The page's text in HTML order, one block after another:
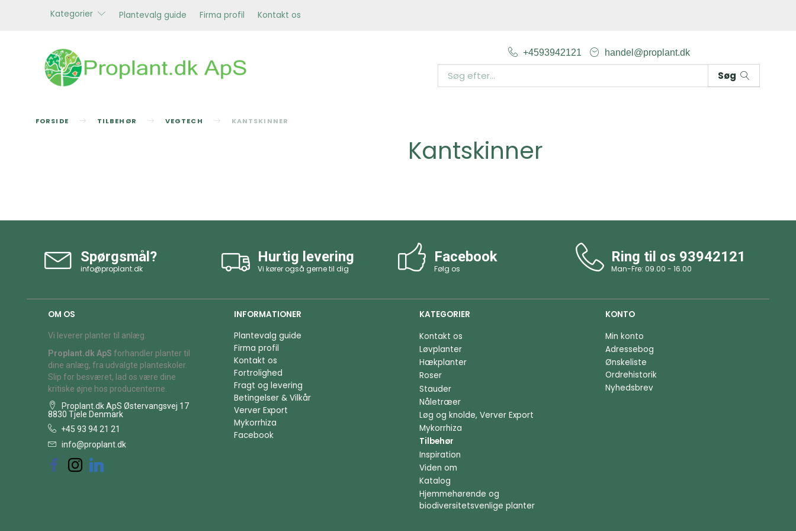
Kategorier Plantevalg guide Firma profil Kontakt os
+4593942121 handel@proplant.dk
Søg
FORSIDE TILBEHØR VEGTECH KANTSKINNER
Kantskinner
Spørgsmål?
info@proplant.dk
Hurtig levering
Vi kører også gerne til dig
Facebook
Følg os
Ring til os 93942121
Man-Fre: 09.00 - 16.00
OM OS
Vi leverer planter til anlæg.
Proplant.dk ApS forhandler planter til
dine anlæg, fra udvalgte planteskoler.
Slip for besværet, lad os være dine
kritiske øjne hos producenterne.
Proplant.dk ApS Østervangsvej 17
8830 Tjele Denmark
+45 93 94 21 21
info@proplant.dk
INFORMATIONER
Plantevalg guide
Firma profil
Kontakt os
Fortrolighed
Fragt og levering
Betingelser & Vilkår
Verver Export
Mykorrhiza
Facebook
KATEGORIER
Kontakt os
Løvplanter
Hækplanter
Roser
Stauder
Nåletræer
Løg og knolde, Verver Export
Mykorrhiza
Tilbehør
Inspiration
Viden om
Katalog
Hjemmehørende og
biodiversitetsvenlige planter
KONTO
Min konto
Adressebog
Ønskeliste
Ordrehistorik
Nyhedsbrev